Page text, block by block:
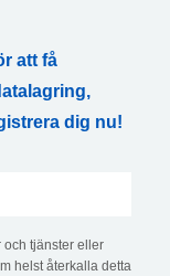
att få
dig nu!
och tjänster eller
helst återkalla detta